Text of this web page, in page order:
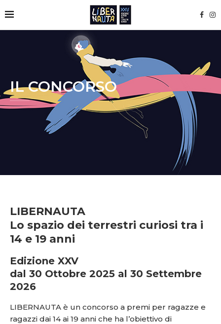
IL CONCORSO
LIBERNAUTA
Lo spazio dei terrestri curiosi tra i
14 e 19 anni
Edizione XXV
dal 30 Ottobre 2025 al 30 Settembre
2026
LIBERNAUTA è un concorso a premi per ragazze e
ragazzi dai 14 ai 19 anni che ha l’obiettivo di